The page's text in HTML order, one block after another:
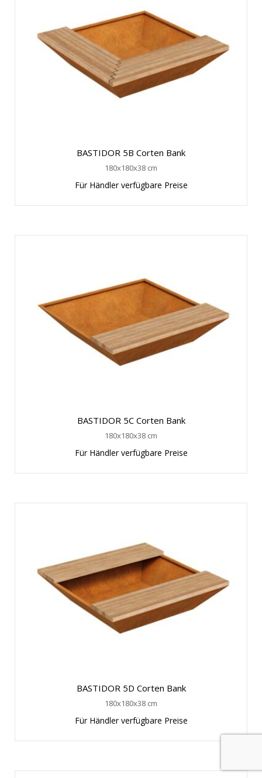
BASTIDOR 5B Corten Bank
180x180x38 cm
Für Händler verfügbare Preise
BASTIDOR 5C Corten Bank
180x180x38 cm
Für Händler verfügbare Preise
BASTIDOR 5D Corten Bank
180x180x38 cm
Für Händler verfügbare Preise